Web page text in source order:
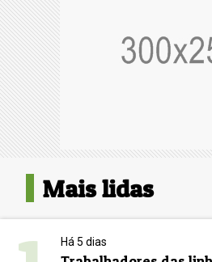
Mais lidas
Há 5 dias